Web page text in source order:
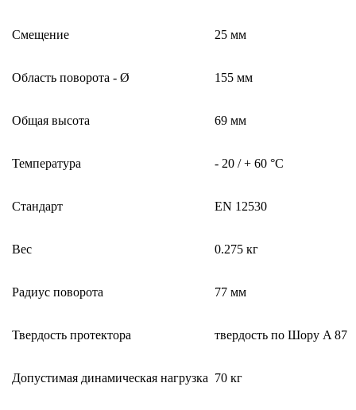
Смещение 25 мм
Область поворота - Ø 155 мм
Общая высота 69 мм
Температура - 20 / + 60 °C
Стандарт EN 12530
Вес 0.275 кг
Радиус поворота 77 мм
Твердость протектора твердость по Шору A 87
Допустимая динамическая нагрузка 70 кг